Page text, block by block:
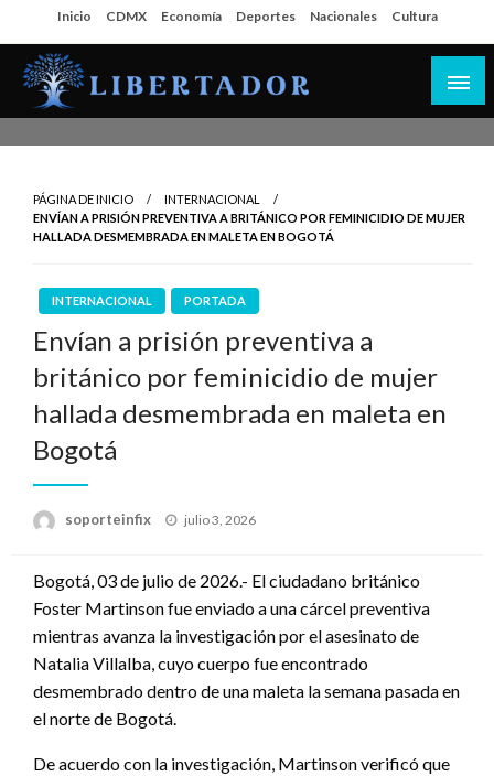
al
contenido
Inicio CDMX Economía Deportes Nacionales Cultura
PÁGINA DE INICIO
INTERNACIONAL
ENVÍAN A PRISIÓN PREVENTIVA A BRITÁNICO POR FEMINICIDIO DE MUJER
HALLADA DESMEMBRADA EN MALETA EN BOGOTÁ
INTERNACIONAL PORTADA
Envían a prisión preventiva a
británico por feminicidio de mujer
hallada desmembrada en maleta en
Bogotá
soporteinfix
Publicado
julio 3, 2026
Bogotá, 03 de julio de 2026.- El ciudadano británico
Foster Martinson fue enviado a una cárcel preventiva
mientras avanza la investigación por el asesinato de
Natalia Villalba, cuyo cuerpo fue encontrado
desmembrado dentro de una maleta la semana pasada en
el norte de Bogotá.
De acuerdo con la investigación, Martinson verificó que